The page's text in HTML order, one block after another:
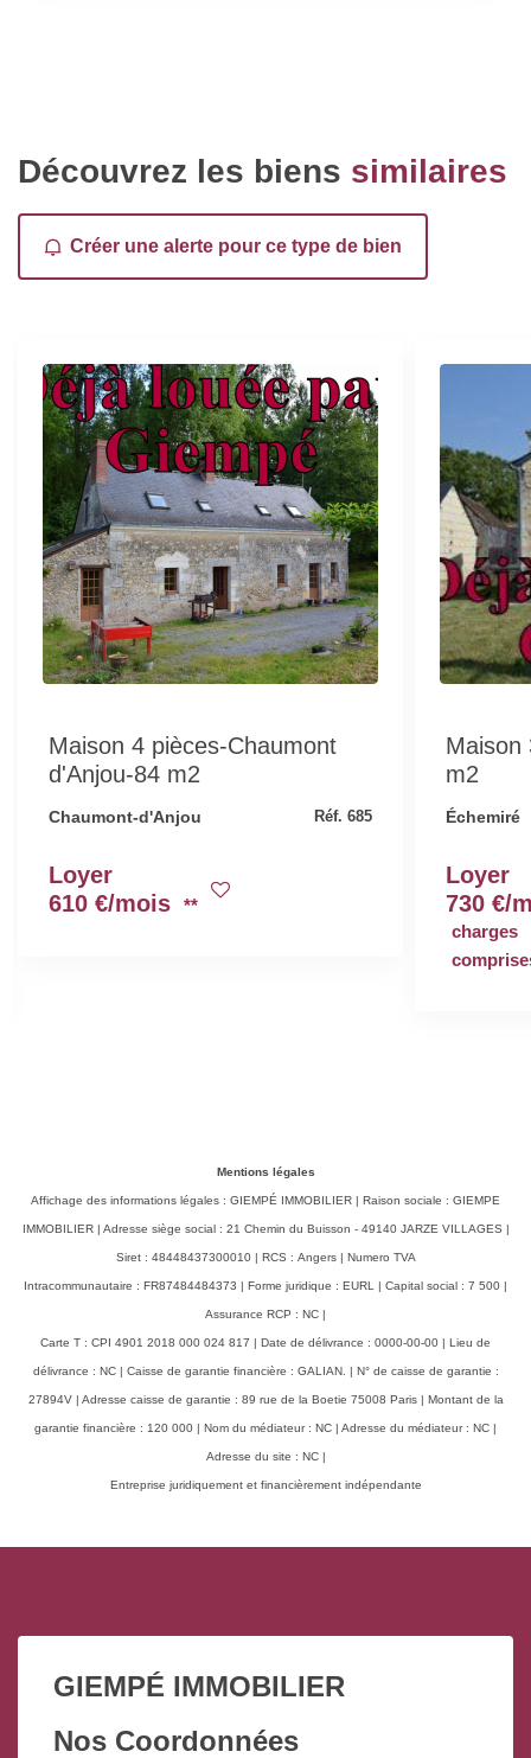
Découvrez les biens similaires
Créer une alerte pour ce type de bien
Maison 4 pièces-Chaumont
d'Anjou-84 m2
Chaumont-d'Anjou Réf. 685
Loyer
610 €/mois
**
Maison
m2
Échemiré
Loyer
730 €/
charges
Mentions légales
Affichage des informations légales : GIEMPÉ IMMOBILIER | Raison sociale : GIEMPE
IMMOBILIER | Adresse siège social : 21 Chemin du Buisson - 49140 JARZE VILLAGES |
Siret : 48448437300010 | RCS : Angers | Numero TVA
Intracommunautaire : FR87484484373 | Forme juridique : EURL | Capital social : 7 500 |
Assurance RCP : NC |
Carte T : CPI 4901 2018 000 024 817 | Date de délivrance : 0000-00-00 | Lieu de
délivrance : NC | Caisse de garantie financière : GALIAN. | N° de caisse de garantie :
27894V | Adresse caisse de garantie : 89 rue de la Boetie 75008 Paris | Montant de la
garantie financière : 120 000 | Nom du médiateur : NC | Adresse du médiateur : NC |
Adresse du site : NC |
Entreprise juridiquement et financièrement indépendante
GIEMPÉ IMMOBILIER
Nos Coordonnées